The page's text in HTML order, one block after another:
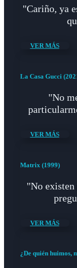
"Cariño, ya
VER MÁS
La Casa Gucci
"No
VER MÁS
Matrix (1999)
"No existen
VER MÁS
¿De quién huimos,